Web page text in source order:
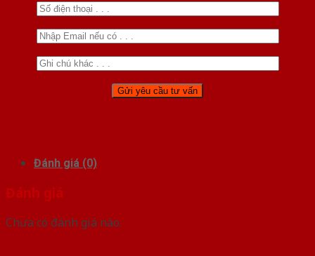
Đánh giá (0)
Đánh giá
Chưa có đánh giá nào.